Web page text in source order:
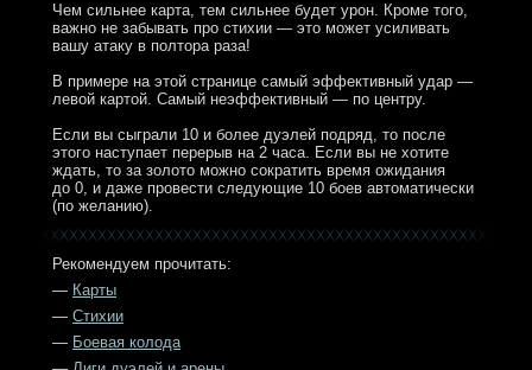
Чем сильнее карта, тем сильнее будет урон. Кроме того,
важно не забывать про стихии — это может усиливать
вашу атаку в полтора раза!
В примере на этой странице самый эффективный удар —
левой картой. Самый неэффективный — по центру.
Если вы сыграли 10 и более дуэлей подряд, то после
этого наступает перерыв на 2 часа. Если вы не хотите
ждать, то за золото можно сократить время ожидания
до 0, и даже провести следующие 10 боев автоматически
(по желанию).
Рекомендуем прочитать:
— Карты
— Стихии
— Боевая колода